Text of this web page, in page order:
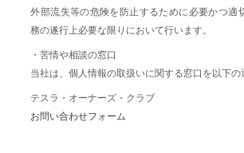
外部流失等の危険を防止するために必要かつ適
務の遂行上必要な限りにおいて行います。
・苦情や相談の窓口
当社は、個人情報の取扱いに関する窓口を以下の
テスラ・オーナーズ・クラブ
お問い合わせフォーム